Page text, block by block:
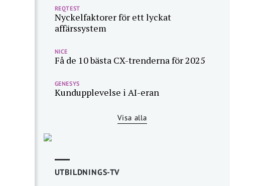
REQTEST
Nyckelfaktorer för ett lyckat
affärssystem
NICE
Få de 10 bästa CX-trenderna för 2025
GENESYS
Kundupplevelse i AI-eran
Visa alla
UTBILDNINGS-TV